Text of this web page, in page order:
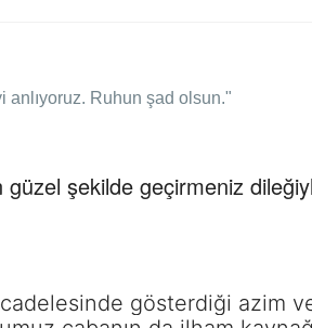
Ruhun şad olsun."
şekilde geçirmeniz
gösterdiği azim